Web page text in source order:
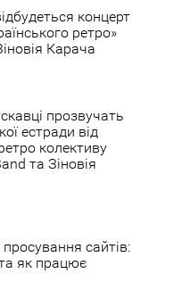
концерт
ретро»
Карача
прозвучать
естради від
колективу
та Зіновія
сайтів:
як працює